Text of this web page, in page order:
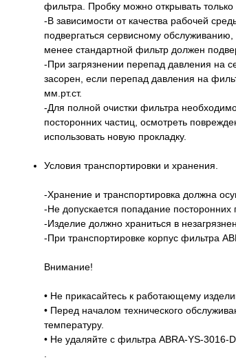
фильтра. Пробку можно открывать
-В зависимости от качества рабочей
подвергаться сервисному
менее стандартной фильтр должен
-При загрязнении перепад давления на
засорен, если перепад давления на
мм.рт.ст.
-Для полной очистки фильтра
посторонних частиц, осмотреть
использовать новую прокладку.
Условия транспортировки и хранения.
-Хранение и транспортировка должна
-Не допускается попадание посторонних
-Изделие должно храниться в
-При транспортировке корпус фильтра
Внимание!
• Не прикасайтесь к работающему
• Перед началом технического
температуру.
• Не удаляйте с фильтра ABRA-YS-3016-D